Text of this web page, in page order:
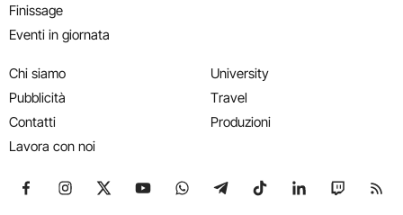
Finissage
Eventi in giornata
Chi siamo
Pubblicità
Contatti
Lavora con noi
University
Travel
Produzioni
Seguici su Facebook
Seguici su Instagram
Seguici su X
Seguici su YouTube
Seguici su WhatsApp
Seguici su Telegram
Seguici su TikTok
Seguici su
Seguici